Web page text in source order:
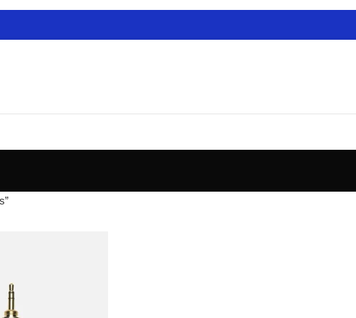
de Mastering
Estudio